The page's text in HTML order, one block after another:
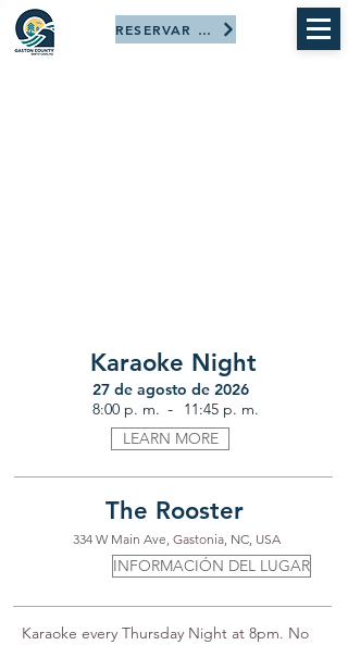
RESERVAR AHORA
Karaoke Night
27 de agosto de 2026
8:00 p. m. -
11:45 p. m.
LEARN MORE
The Rooster
334 W Main Ave, Gastonia, NC, USA
INFORMACIÓN DEL LUGAR
Karaoke every Thursday Night at 8pm. No